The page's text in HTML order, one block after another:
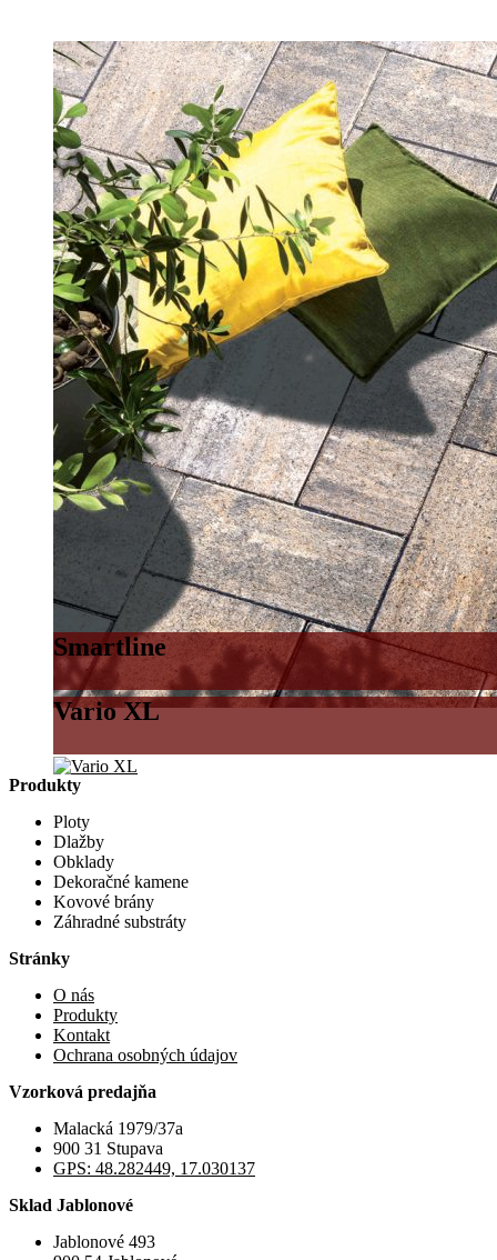
Smartline
Vario XL
Produkty
Ploty
Dlažby
Obklady
Dekoračné kamene
Kovové brány
Záhradné substráty
Stránky
O nás
Produkty
Kontakt
Ochrana osobných údajov
Vzorková predajňa
Malacká 1979/37a
900 31 Stupava
GPS: 48.282449, 17.030137
Sklad Jablonové
Jablonové 493